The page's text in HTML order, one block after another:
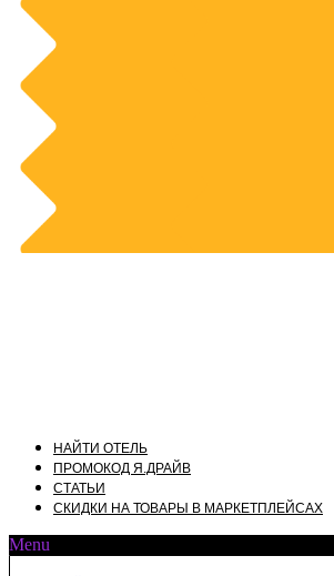
НАЙТИ ОТЕЛЬ
ПРОМОКОД Я.ДРАЙВ
СТАТЬИ
СКИДКИ НА ТОВАРЫ В МАРКЕТПЛЕЙСАХ
Menu